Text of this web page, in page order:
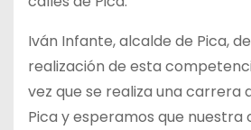
Iván Infante, alcalde de Pica,
realización de esta
vez que se realiza una carrera
Pica y esperamos que nuestra